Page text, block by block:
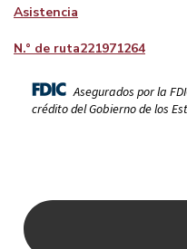
Asistencia
N.° de ruta221971264
Asegurados por la
crédito del Gobierno de los